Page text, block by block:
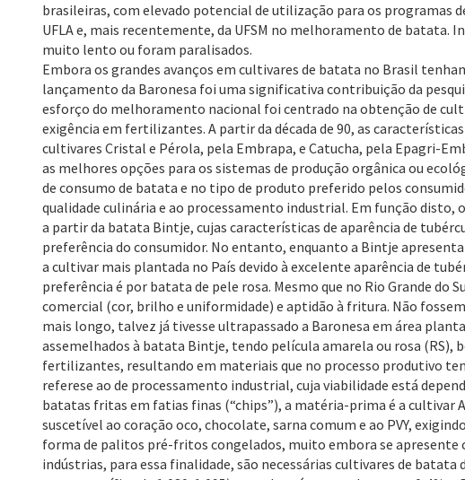
brasileiras, com elevado potencial de utilização para os programas
UFLA e, mais recentemente, da UFSM no melhoramento de
muito lento ou foram paralisados.
Embora os grandes avanços em cultivares de batata no Brasil
lançamento da Baronesa foi uma significativa contribuição da
esforço do melhoramento nacional foi centrado na obtenção de
exigência em fertilizantes. A partir da década de 90, as
cultivares Cristal e Pérola, pela Embrapa, e Catucha, pela Epagri-
as melhores opções para os sistemas de produção orgânica ou
de consumo de batata e no tipo de produto preferido pelos
qualidade culinária e ao processamento industrial. Em função disto,
a partir da batata Bintje, cujas características de aparência de
preferência do consumidor. No entanto, enquanto a Bintje
a cultivar mais plantada no País devido à excelente aparência de
preferência é por batata de pele rosa. Mesmo que no Rio Grande do
comercial (cor, brilho e uniformidade) e aptidão à fritura. Não
mais longo, talvez já tivesse ultrapassado a Baronesa em área
assemelhados à batata Bintje, tendo película amarela ou rosa
fertilizantes, resultando em materiais que no processo produtivo
referese ao de processamento industrial, cuja viabilidade está
batatas fritas em fatias finas (“chips”), a matéria-prima é a
suscetível ao coração oco, chocolate, sarna comum e ao PVY,
forma de palitos pré-fritos congelados, muito embora se apresente
indústrias, para essa finalidade, são necessárias cultivares de